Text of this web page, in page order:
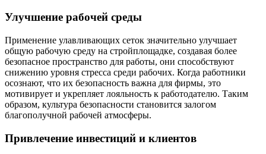
Улучшение рабочей среды
Применение улавливающих сеток значительно улучшает
общую рабочую среду на стройплощадке, создавая более
безопасное пространство для работы, они способствуют
снижению уровня стресса среди рабочих. Когда работники
осознают, что их безопасность важна для фирмы, это
мотивирует и укрепляет лояльность к работодателю. Таким
образом, культура безопасности становится залогом
благополучной рабочей атмосферы.
Привлечение инвестиций и клиентов